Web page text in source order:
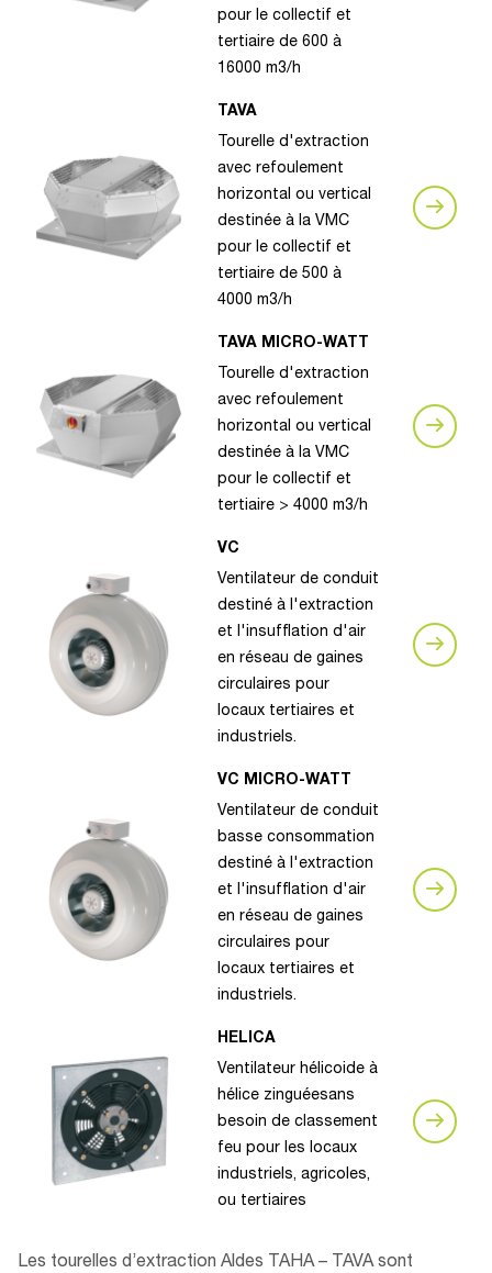
pour le collectif et
tertiaire de 600 à
16000 m3/h
TAVA
Tourelle d'extraction
avec refoulement
horizontal ou vertical
destinée à la VMC
pour le collectif et
tertiaire de 500 à
4000 m3/h
TAVA MICRO-WATT
Tourelle d'extraction
avec refoulement
horizontal ou vertical
destinée à la VMC
pour le collectif et
tertiaire > 4000 m3/h
VC
Ventilateur de conduit
destiné à l'extraction
et l'insufflation d'air
en réseau de gaines
circulaires pour
locaux tertiaires et
industriels.
VC MICRO-WATT
Ventilateur de conduit
basse consommation
destiné à l'extraction
et l'insufflation d'air
en réseau de gaines
circulaires pour
locaux tertiaires et
industriels.
HELICA
Ventilateur hélicoide à
hélice zinguéesans
besoin de classement
feu pour les locaux
industriels, agricoles,
ou tertiaires
Les tourelles d’extraction Aldes TAHA – TAVA sont